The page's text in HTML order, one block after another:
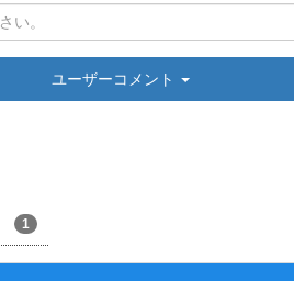
ユーザーコメント
1